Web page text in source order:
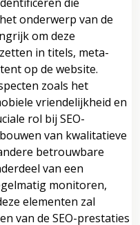
onderwerp van de
om deze
in titels, meta-
op de website.
zoals het
vriendelijkheid en
rol bij SEO-
van kwalitatieve
betrouwbare
van een
monitoren,
elementen zal
van de SEO-prestaties